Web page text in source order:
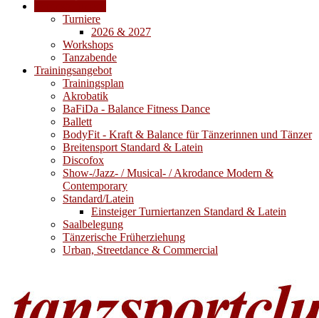
Turniere
2026 & 2027
Workshops
Tanzabende
Trainingsangebot
Trainingsplan
Akrobatik
BaFiDa - Balance Fitness Dance
Ballett
BodyFit - Kraft & Balance für Tänzerinnen und Tänzer
Breitensport Standard & Latein
Discofox
Show-/Jazz- / Musical- / Akrodance Modern &
Contemporary
Standard/Latein
Einsteiger Turniertanzen Standard & Latein
Saalbelegung
Tänzerische Früherziehung
Urban, Streetdance & Commercial